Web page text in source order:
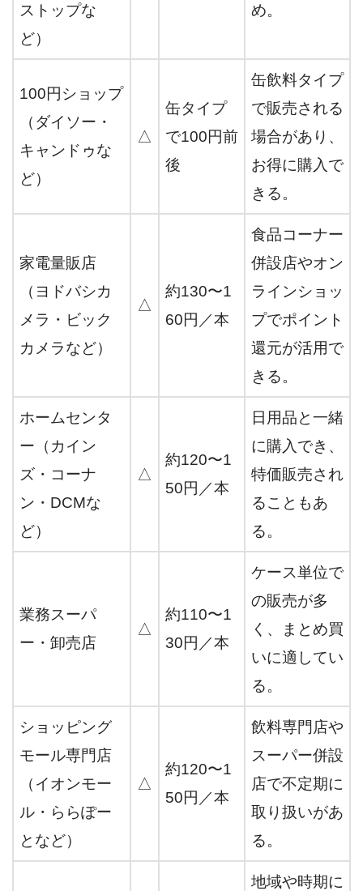
ストップな
ど）
め。
100円ショップ
（ダイソー・
キャンドゥな
ど）
△
缶タイプ
で100円前
後
缶飲料タイプ
で販売される
場合があり、
お得に購入で
きる。
家電量販店
（ヨドバシカ
メラ・ビック
カメラなど）
△
約130〜1
60円／本
食品コーナー
併設店やオン
ラインショッ
プでポイント
還元が活用で
きる。
ホームセンタ
ー（カイン
ズ・コーナ
ン・DCMな
ど）
△
約120〜1
50円／本
日用品と一緒
に購入でき、
特価販売され
ることもあ
る。
業務スーパ
ー・卸売店
△
約110〜1
30円／本
ケース単位で
の販売が多
く、まとめ買
いに適してい
る。
ショッピング
モール専門店
（イオンモー
ル・ららぽー
となど）
△
約120〜1
50円／本
飲料専門店や
スーパー併設
店で不定期に
取り扱いがあ
る。
地域や時期に